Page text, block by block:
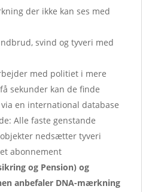
der ikke kan ses med
svind og tyveri med
med politiet i mere
sekunder kan de finde
en international database
Alle faste genstande
nedsætter tyveri
abonnement
og Pension) og
anbefaler DNA-mærkning